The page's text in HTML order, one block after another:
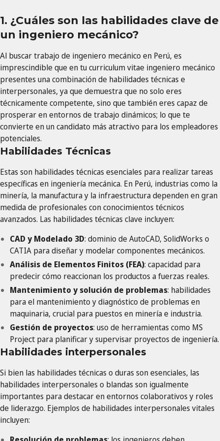
1. ¿Cuáles son las habilidades clave de
un ingeniero mecánico?
Al buscar trabajo de ingeniero mecánico en Perú, es
imprescindible que en tu curriculum vitae ingeniero mecánico
presentes una combinación de habilidades técnicas e
interpersonales, ya que demuestra que no solo eres
técnicamente competente, sino que también eres capaz de
prosperar en entornos de trabajo dinámicos; lo que te
convierte en un candidato más atractivo para los empleadores
potenciales.
Habilidades Técnicas
Estas son habilidades técnicas esenciales para realizar tareas
específicas en ingeniería mecánica. En Perú, industrias como la
minería, la manufactura y la infraestructura dependen en gran
medida de profesionales con conocimientos técnicos
avanzados. Las habilidades técnicas clave incluyen:
CAD y Modelado 3D: dominio de AutoCAD, SolidWorks o
CATIA para diseñar y modelar componentes mecánicos.
Análisis de Elementos Finitos (FEA): capacidad para
predecir cómo reaccionan los productos a fuerzas reales.
Mantenimiento y solución de problemas: habilidades
para el mantenimiento y diagnóstico de problemas en
maquinaria, crucial para puestos en minería e industria.
Gestión de proyectos: uso de herramientas como MS
Project para planificar y supervisar proyectos de ingeniería.
Habilidades interpersonales
Si bien las habilidades técnicas o duras son esenciales, las
habilidades interpersonales o blandas son igualmente
importantes para destacar en entornos colaborativos y roles
de liderazgo. Ejemplos de habilidades interpersonales vitales
incluyen: